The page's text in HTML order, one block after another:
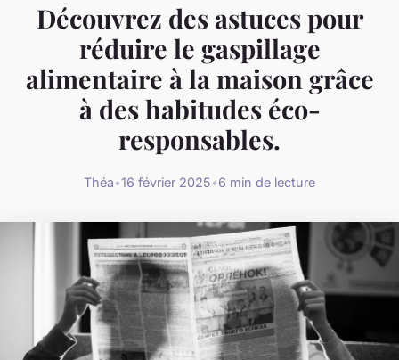
Découvrez des astuces pour
réduire le gaspillage
alimentaire à la maison grâce
à des habitudes éco-
responsables.
Théa•16 février 2025•6 min de lecture